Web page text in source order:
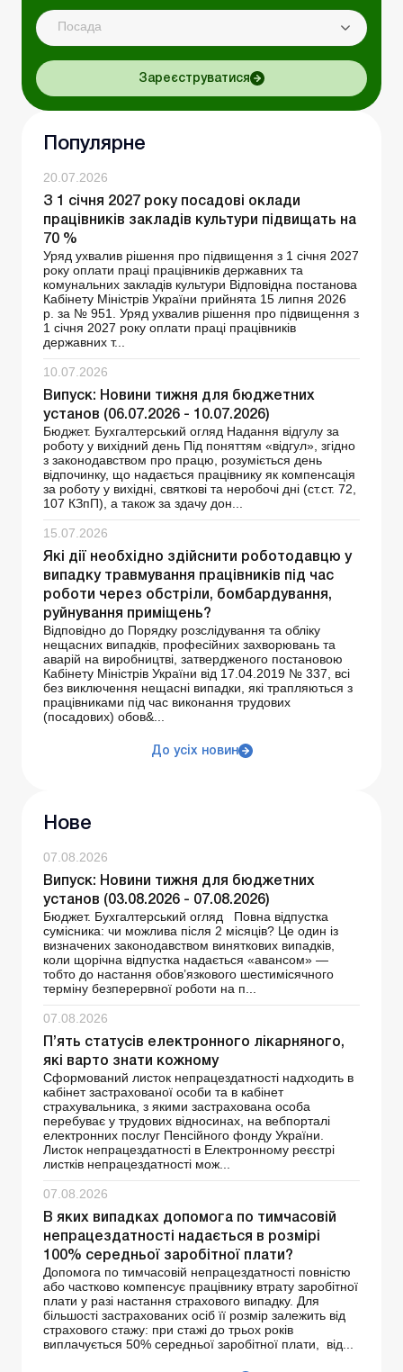
Посада
Зареєструватися
Популярне
20.07.2026
З 1 січня 2027 року посадові оклади
працівників закладів культури підвищать на
70 %
Уряд ухвалив рішення про підвищення з 1 січня 2027
року оплати праці працівників державних та
комунальних закладів культури Відповідна постанова
Кабінету Міністрів України прийнята 15 липня 2026
р. за № 951. Уряд ухвалив рішення про підвищення з
1 січня 2027 року оплати праці працівників
державних т...
10.07.2026
Випуск: Новини тижня для бюджетних
установ (06.07.2026 - 10.07.2026)
Бюджет. Бухгалтерський огляд Надання відгулу за
роботу у вихідний день Під поняттям «відгул», згідно
з законодавством про працю, розуміється день
відпочинку, що надається працівнику як компенсація
за роботу у вихідні, святкові та неробочі дні (ст.ст. 72,
107 КЗпП), а також за здачу дон...
15.07.2026
Які дії необхідно здійснити роботодавцю у
випадку травмування працівників під час
роботи через обстріли, бомбардування,
руйнування приміщень?
Відповідно до Порядку розслідування та обліку
нещасних випадків, професійних захворювань та
аварій на виробництві, затвердженого постановою
Кабінету Міністрів України від 17.04.2019 № 337, всі
без виключення нещасні випадки, які трапляються з
працівниками під час виконання трудових
(посадових) обов&...
До усіх новин
Нове
07.08.2026
Випуск: Новини тижня для бюджетних
установ (03.08.2026 - 07.08.2026)
Бюджет. Бухгалтерський огляд Повна відпустка
сумісника: чи можлива після 2 місяців? Це один із
визначених законодавством виняткових випадків,
коли щорічна відпустка надається «авансом» —
тобто до настання обов’язкового шестимісячного
терміну безперервної роботи на п...
07.08.2026
П’ять статусів електронного лікарняного,
які варто знати кожному
Сформований листок непрацездатності надходить в
кабінет застрахованої особи та в кабінет
страхувальника, з якими застрахована особа
перебуває у трудових відносинах, на вебпорталі
електронних послуг Пенсійного фонду України.
Листок непрацездатності в Електронному реєстрі
листків непрацездатності мож...
07.08.2026
В яких випадках допомога по тимчасовій
непрацездатності надається в розмірі
100% середньої заробітної плати?
Допомога по тимчасовій непрацездатності повністю
або частково компенсує працівнику втрату заробітної
плати у разі настання страхового випадку. Для
більшості застрахованих осіб її розмір залежить від
страхового стажу: при стажі до трьох років
виплачується 50% середньої заробітної плати, від...